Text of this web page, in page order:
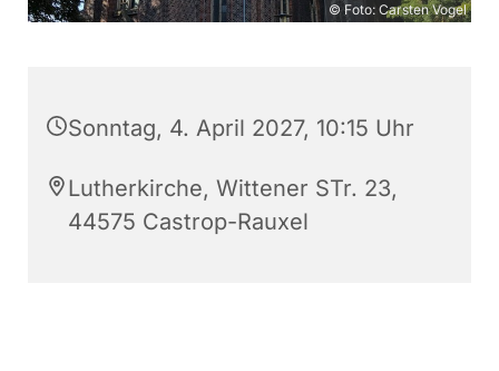
© Foto: Carsten Vogel
Sonntag, 4. April 2027, 10:15 Uhr
Lutherkirche, Wittener STr. 23,
44575 Castrop-Rauxel